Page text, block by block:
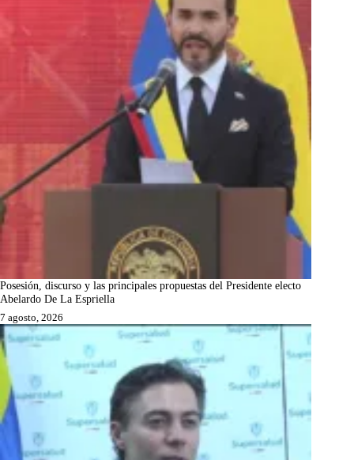
Posesión, discurso y las principales propuestas del Presidente electo
Abelardo De La Espriella
7 agosto, 2026